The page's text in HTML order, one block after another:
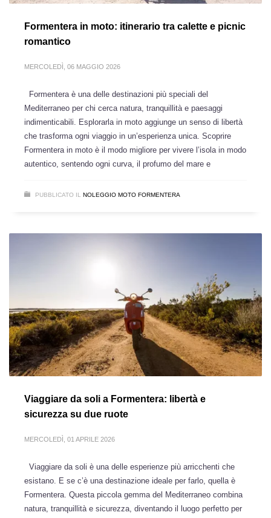
Formentera in moto: itinerario tra calette e picnic
romantico
MERCOLEDÌ, 06 MAGGIO 2026
Formentera è una delle destinazioni più speciali del
Mediterraneo per chi cerca natura, tranquillità e paesaggi
indimenticabili. Esplorarla in moto aggiunge un senso di libertà
che trasforma ogni viaggio in un’esperienza unica. Scoprire
Formentera in moto è il modo migliore per vivere l’isola in modo
autentico, sentendo ogni curva, il profumo del mare e
PUBBLICATO IL NOLEGGIO MOTO FORMENTERA
Viaggiare da soli a Formentera: libertà e
sicurezza su due ruote
MERCOLEDÌ, 01 APRILE 2026
Viaggiare da soli è una delle esperienze più arricchenti che
esistano. E se c’è una destinazione ideale per farlo, quella è
Formentera. Questa piccola gemma del Mediterraneo combina
natura, tranquillità e sicurezza, diventando il luogo perfetto per